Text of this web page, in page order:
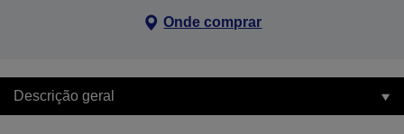
Onde comprar
Descrição geral